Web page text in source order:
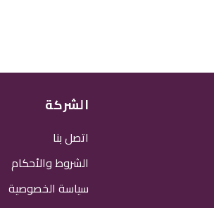
الشركة
اتصل بنا
الشروط والأحكام
سياسة الخصوصية